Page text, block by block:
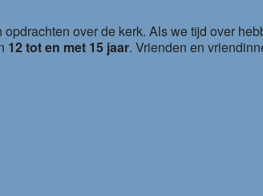
over de kerk. Als we tijd over
12 tot en met 15 jaar. Vrienden en